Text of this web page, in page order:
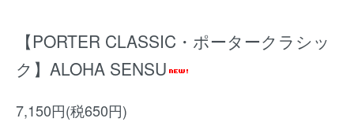
【PORTER CLASSIC・ポータークラシッ
ク】ALOHA SENSU
7,150円(税650円)